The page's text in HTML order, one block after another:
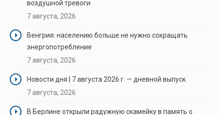
воздушной тревоги
7 августа, 2026
Венгрия: населению больше не нужно сокращать
энергопотребление
7 августа, 2026
Новости дня | 7 августа 2026 г. — дневной выпуск
7 августа, 2026
В Берлине открыли радужную скамейку в память о